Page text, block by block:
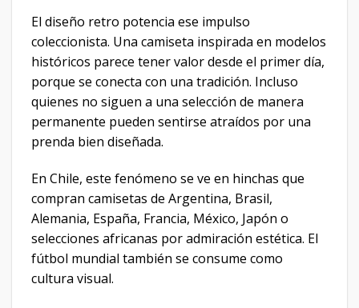
El diseño retro potencia ese impulso
coleccionista. Una camiseta inspirada en modelos
históricos parece tener valor desde el primer día,
porque se conecta con una tradición. Incluso
quienes no siguen a una selección de manera
permanente pueden sentirse atraídos por una
prenda bien diseñada.
En Chile, este fenómeno se ve en hinchas que
compran camisetas de Argentina, Brasil,
Alemania, España, Francia, México, Japón o
selecciones africanas por admiración estética. El
fútbol mundial también se consume como
cultura visual.